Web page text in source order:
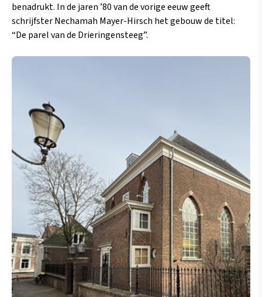
benadrukt. In de jaren ’80 van de vorige eeuw geeft
schrijfster Nechamah Mayer-Hirsch het gebouw de titel:
“De parel van de Drieringensteeg”.